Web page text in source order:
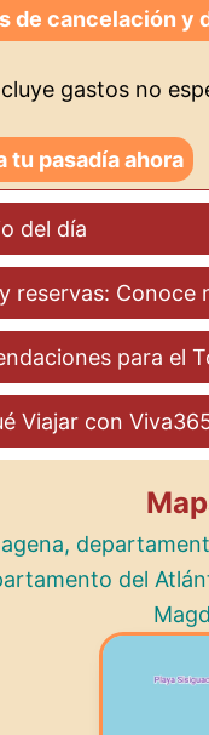
de cancelación y
gastos no
tu pasadía ahora
del día
reservas: Conoce
para el
Viajar con
del